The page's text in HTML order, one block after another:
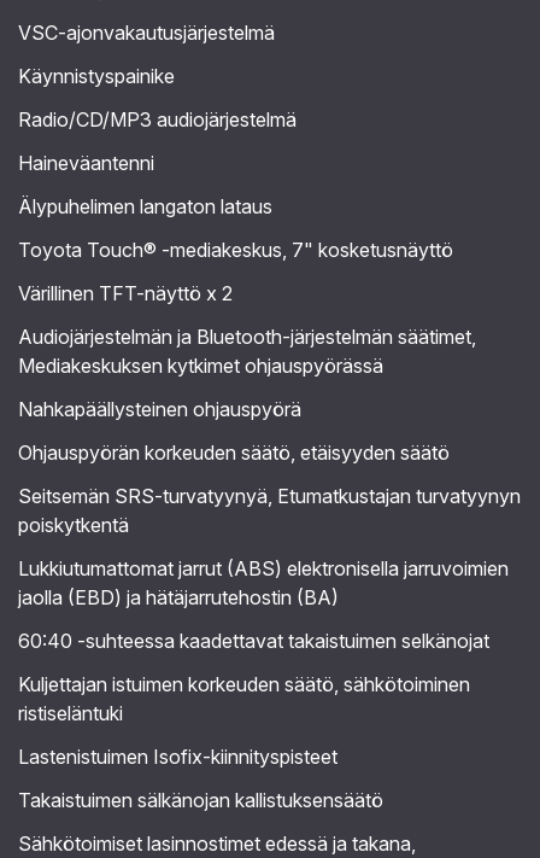
VSC-ajonvakautusjärjestelmä
Käynnistyspainike
Radio/CD/MP3 audiojärjestelmä
Haineväantenni
Älypuhelimen langaton lataus
Toyota Touch® -mediakeskus, 7" kosketusnäyttö
Värillinen TFT-näyttö x 2
Audiojärjestelmän ja Bluetooth-järjestelmän säätimet,
Mediakeskuksen kytkimet ohjauspyörässä
Nahkapäällysteinen ohjauspyörä
Ohjauspyörän korkeuden säätö, etäisyyden säätö
Seitsemän SRS-turvatyynyä, Etumatkustajan turvatyynyn
poiskytkentä
Lukkiutumattomat jarrut (ABS) elektronisella jarruvoimien
jaolla (EBD) ja hätäjarrutehostin (BA)
60:40 -suhteessa kaadettavat takaistuimen selkänojat
Kuljettajan istuimen korkeuden säätö, sähkötoiminen
ristiseläntuki
Lastenistuimen Isofix-kiinnityspisteet
Takaistuimen sälkänojan kallistuksensäätö
Sähkötoimiset lasinnostimet edessä ja takana,